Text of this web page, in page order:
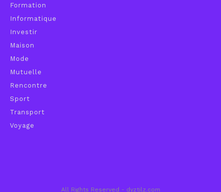
Formation
Informatique
Investir
Maison
Mode
Mutuelle
Rencontre
Sport
Transport
Voyage
All Rights Reserved - dyztilz.com